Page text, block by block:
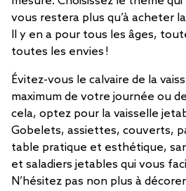
vous restera plus qu’à acheter
Il y en a pour tous les âges,
toutes les envies !
Évitez-vous le calvaire de la
maximum de votre journée ou
cela, optez pour la vaisselle
Gobelets, assiettes, couverts,
table pratique et esthétique,
et saladiers jetables qui vous
N’hésitez pas non plus à